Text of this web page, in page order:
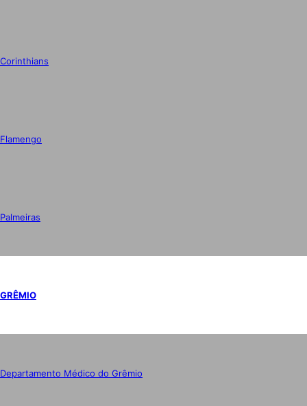
Corinthians
Flamengo
Palmeiras
GRÊMIO
Departamento Médico do Grêmio